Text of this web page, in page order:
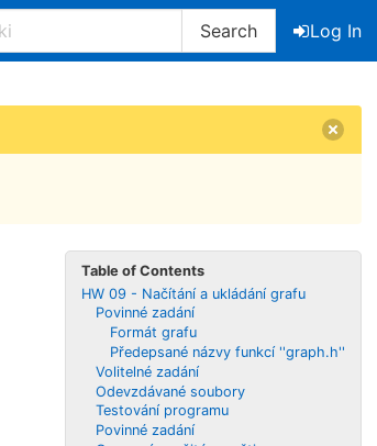
Search
Log In
Table of Contents
HW 09 - Načítání a ukládání grafu
Povinné zadání
Formát grafu
Předepsané názvy funkcí ''graph.h''
Volitelné zadání
Odevzdávané soubory
Testování programu
Povinné zadání